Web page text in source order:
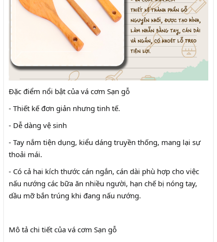
Đặc điểm nổi bật của vá cơm Sạn gỗ
- Thiết kế đơn giản nhưng tinh tế.
- Dễ dàng vệ sinh
- Tay nắm tiện dụng, kiểu dáng truyền thống, mang lại sự
thoải mái.
- Có cả hai kích thước cán ngắn, cán dài phù hợp cho việc
nấu nướng các bữa ăn nhiều người, hạn chế bị nóng tay,
dầu mỡ bắn trúng khi đang nấu nướng.
Mô tả chi tiết của vá cơm Sạn gỗ